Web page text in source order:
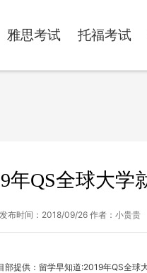
雅思考试 托福考试
年QS全球大学
发布时间：2018/09/26 作者：小贵贵
部提供：留学早知道:2019年QS全球